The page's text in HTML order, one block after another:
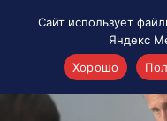
Акценты
Сайт использует
Яндекс
Хорошо